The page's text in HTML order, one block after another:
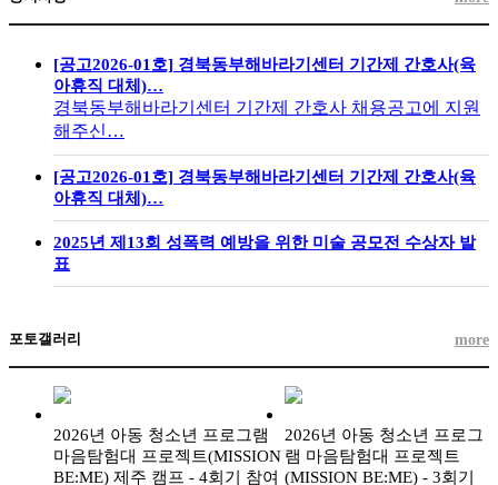
[공고2026-01호] 경북동부해바라기센터 기간제 간호사(육
아휴직 대체)…
경북동부해바라기센터 기간제 간호사 채용공고에 지원
해주신…
[공고2026-01호] 경북동부해바라기센터 기간제 간호사(육
아휴직 대체)…
2025년 제13회 성폭력 예방을 위한 미술 공모전 수상자 발
표
포토갤러리 more
2026년 아동 청소년 프로그램
마음탐험대 프로젝트(MISSION
BE:ME) 제주 캠프 - 4회기 참여
2026년 아동 청소년 프로그
램 마음탐험대 프로젝트
(MISSION BE:ME) - 3회기